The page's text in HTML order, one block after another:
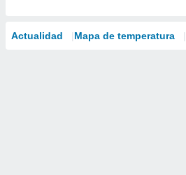
Actualidad Mapa de temperatura